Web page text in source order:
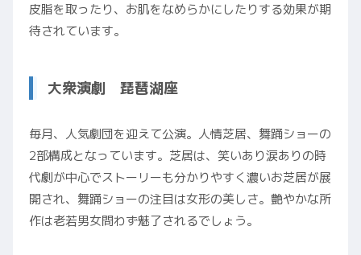
皮脂を取ったり、お肌をなめらかにしたりする効果が期
待されています。
大衆演劇 琵琶湖座
毎月、人気劇団を迎えて公演。人情芝居、舞踊ショーの
2部構成となっています。芝居は、笑いあり涙ありの時
代劇が中心でストーリーも分かりやすく濃いお芝居が展
開され、舞踊ショーの注目は女形の美しさ。艶やかな所
作は老若男女問わず魅了されるでしょう。